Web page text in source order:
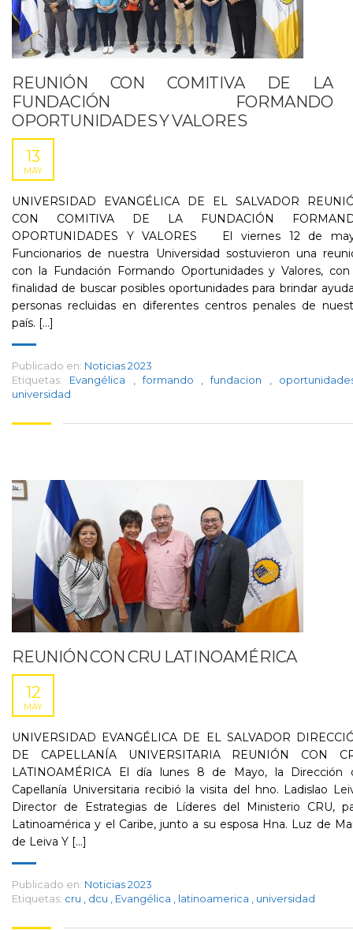
REUNIÓN CON COMITIVA DE LA
FUNDACIÓN FORMANDO
OPORTUNIDADES Y VALORES
13
MAY
UNIVERSIDAD EVANGÉLICA DE EL SALVADOR
CON COMITIVA DE LA FUNDACIÓN
OPORTUNIDADES Y VALORES El viernes 12 de
Funcionarios de nuestra Universidad sostuvieron una
con la Fundación Formando Oportunidades y Valores,
finalidad de buscar posibles oportunidades para brindar
personas recluidas en diferentes centros penales de
país. [...]
Publicado en: Noticias 2023
Etiquetas:
Evangélica formando fundacion
universidad
REUNIÓN CON CRU LATINOAMÉRICA
12
MAY
UNIVERSIDAD EVANGÉLICA DE EL SALVADOR
DE CAPELLANÍA UNIVERSITARIA REUNIÓN CON
LATINOAMÉRICA El día lunes 8 de Mayo, la Dirección
Capellanía Universitaria recibió la visita del hno. Ladislao
Director de Estrategias de Líderes del Ministerio CRU,
Latinoamérica y el Caribe, junto a su esposa Hna. Luz de
de Leiva Y [...]
Publicado en: Noticias 2023
Etiquetas: cru dcu Evangélica latinoamerica universidad